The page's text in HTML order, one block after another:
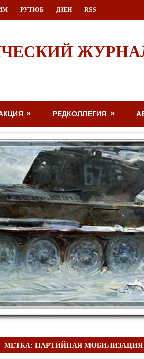
РУТЮБ ДЗЕН RSS
РЕДКОЛЛЕГИЯ
МЕТКА:ПАРТИЙНАЯ МОБИЛИЗАЦИЯ